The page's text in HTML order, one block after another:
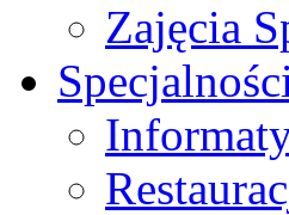
Zajęcia